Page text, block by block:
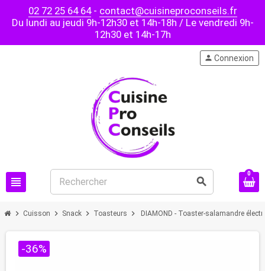
02 72 25 64 64- contact@cuisineproconseils.fr
Du lundi au jeudi 9h-12h30 et 14h-18h / Le vendredi 9h-
12h30 et 14h-17h
view_headline search
person Connexion
0
chevron_right Cuisson chevron_right Snack chevron_right Toasteurs chevron_right DIAMOND - Toaster-salamandre
-36%